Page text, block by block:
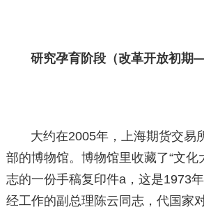
研究孕育阶段（改革开放初期
大约在2005年，上海期货交易
部的博物馆。博物馆里收藏了“文化
志的一份手稿复印件a，这是1973
经工作的副总理陈云同志，代国家